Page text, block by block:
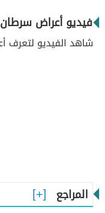
فيديو أعراض سرطان
شاهد الفيديو لتعرف
المراجع